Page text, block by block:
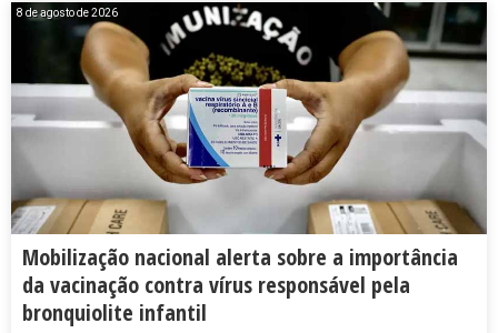
8 de agosto de 2026
Mobilização nacional alerta sobre a importância
da vacinação contra vírus responsável pela
bronquiolite infantil